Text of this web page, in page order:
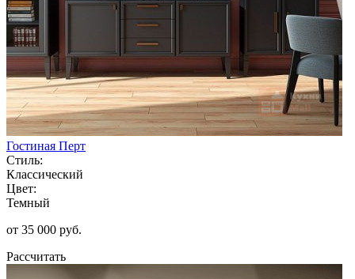
Гостиная Перт
Стиль:
Классический
Цвет:
Темный
от 35 000 руб.
Рассчитать